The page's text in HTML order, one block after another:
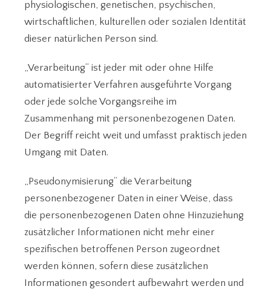
physiologischen, genetischen, psychischen,
wirtschaftlichen, kulturellen oder sozialen Identität
dieser natürlichen Person sind.
„Verarbeitung“ ist jeder mit oder ohne Hilfe
automatisierter Verfahren ausgeführte Vorgang
oder jede solche Vorgangsreihe im
Zusammenhang mit personenbezogenen Daten.
Der Begriff reicht weit und umfasst praktisch jeden
Umgang mit Daten.
„Pseudonymisierung“ die Verarbeitung
personenbezogener Daten in einer Weise, dass
die personenbezogenen Daten ohne Hinzuziehung
zusätzlicher Informationen nicht mehr einer
spezifischen betroffenen Person zugeordnet
werden können, sofern diese zusätzlichen
Informationen gesondert aufbewahrt werden und